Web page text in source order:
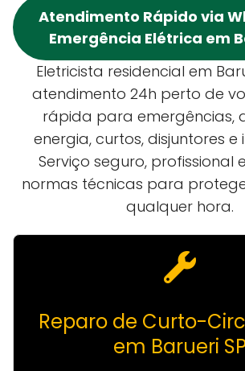
Atendimento Rápido via
Emergência Elétrica em
Eletricista residencial em
atendimento 24h perto de
rápida para emergências,
energia, curtos, disjuntores e
Serviço seguro, profissional
normas técnicas para
qualquer hora.
Reparo de Curto-
em Barueri